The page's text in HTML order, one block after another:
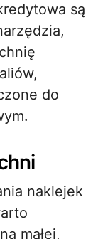
są
do
naklejek
małej,